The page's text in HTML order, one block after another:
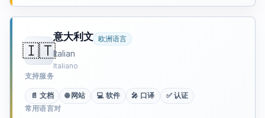
🇮🇹
意大利文 欧洲语言
Italian
Italiano
支持服务
📄 文档 🌐 网站 💻 软件 🎤 口译 ✅ 认证
常用语言对